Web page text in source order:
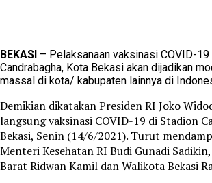
BEKASI – Pelaksanaan vaksinasi COVID-
Candrabagha, Kota Bekasi akan dijadikan
massal di kota/ kabupaten lainnya di
Demikian dikatakan Presiden RI Joko
langsung vaksinasi COVID-19 di Stadion
Bekasi, Senin (14/6/2021). Turut
Menteri Kesehatan RI Budi Gunadi
Barat Ridwan Kamil dan Walikota Bekasi